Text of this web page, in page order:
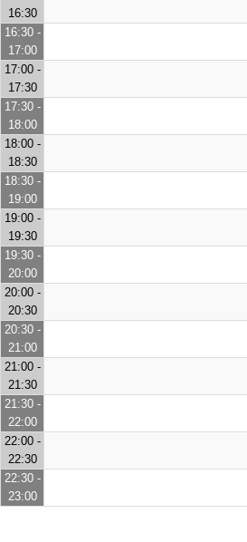
16:30
16:30 -
17:00
17:00 -
17:30
17:30 -
18:00
18:00 -
18:30
18:30 -
19:00
19:00 -
19:30
19:30 -
20:00
20:00 -
20:30
20:30 -
21:00
21:00 -
21:30
21:30 -
22:00
22:00 -
22:30
22:30 -
23:00